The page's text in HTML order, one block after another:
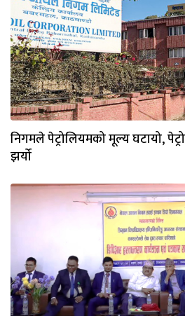
निगमले पेट्रोलियमको मूल्य घटायो,
झर्यो